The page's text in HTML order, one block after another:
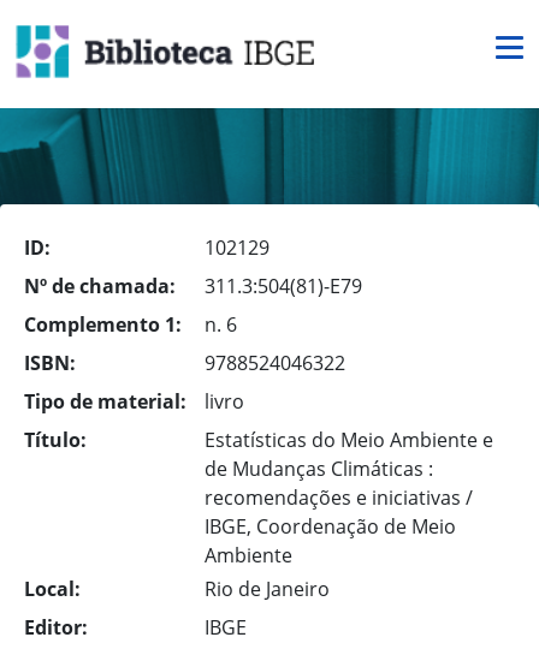
ID:
102129
Nº de chamada:
311.3:504(81)-E79
Complemento 1:
n. 6
ISBN:
9788524046322
Tipo de material:
livro
Título:
Estatísticas do Meio Ambiente e
de Mudanças Climáticas :
recomendações e iniciativas /
IBGE, Coordenação de Meio
Ambiente
Local:
Rio de Janeiro
Editor:
IBGE